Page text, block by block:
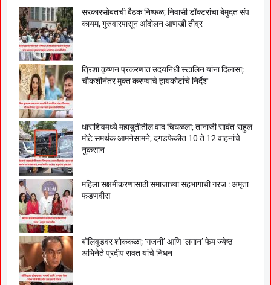
सरकारसोबतची बैठक निष्फळ; निवासी डॉक्टरांचा बेमुदत संप
कायम, गुरुवारपासून आंदोलन आणखी तीव्र
त्रिशा कृष्णन प्रकरणात उदयनिधी स्टालिन यांना दिलासा;
चौकशीनंतर मुक्त करण्याचे हायकोर्टाचे निर्देश
धाराशिवमध्ये महायुतीतील वाद चिघळला; तानाजी सावंत-राहुल
मोटे समर्थक आमनेसामने, दगडफेकीत 10 ते 12 वाहनांचे
नुकसान
महिला सक्षमीकरणासाठी समाजाच्या सहभागाची गरज : अमृता
फडणवीस
बॉलिवूडवर शोककळा; ‘गजनी’ आणि ‘लगान’ फेम ज्येष्ठ
अभिनेते प्रदीप रावत यांचे निधन